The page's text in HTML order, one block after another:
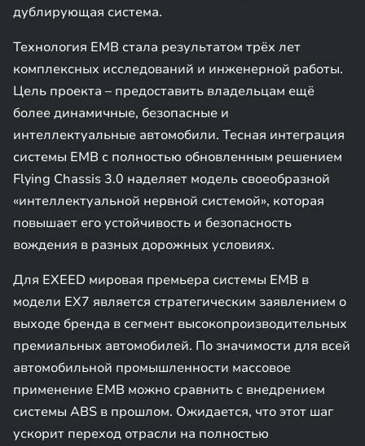
дублирующая система.
Технология EMB стала результатом трёх лет
комплексных исследований и инженерной работы.
Цель проекта – предоставить владельцам ещё
более динамичные, безопасные и
интеллектуальные автомобили. Тесная интеграция
системы EMB с полностью обновленным решением
Flying Chassis 3.0 наделяет модель своеобразной
«интеллектуальной нервной системой», которая
повышает его устойчивость и безопасность
вождения в разных дорожных условиях.
Для EXEED мировая премьера системы EMB в
модели EX7 является стратегическим заявлением о
выходе бренда в сегмент высокопроизводительных
премиальных автомобилей. По значимости для всей
автомобильной промышленности массовое
применение EMB можно сравнить с внедрением
системы ABS в прошлом. Ожидается, что этот шаг
ускорит переход отрасли на полностью